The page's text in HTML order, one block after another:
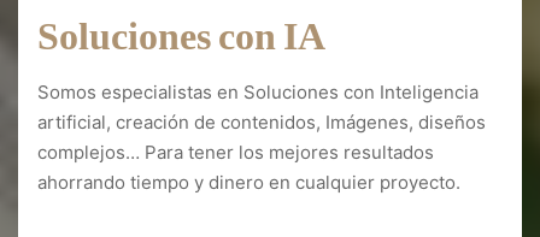
Soluciones con IA
Somos especialistas en Soluciones con Inteligencia
artificial, creación de contenidos, Imágenes, diseños
complejos… Para tener los mejores resultados
ahorrando tiempo y dinero en cualquier proyecto.